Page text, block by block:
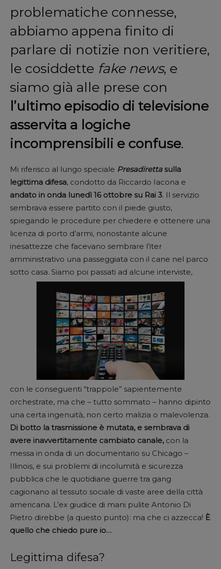
problematiche connesse,
abbiamo appena finito di
parlare di notizie non veritiere,
le cosiddette fake news, e
siamo già alle prese con
l’ultimo episodio di televisione
asservita a logiche
incomprensibili e confuse.
Mi riferisco al lungo speciale Presadirettasulla
legittima difesa, condotto da Riccardo Iacona e
andato in onda lunedì 16 ottobre su Rai 3. Il servizio
sembrava essere partito con il piede giusto,
spiegando le procedure per chiedere e ottenere una
licenza di porto d’armi, nonostante alcune
inesattezze che facevano sembrare l’iter
amministrativo una passeggiata con il cane nel parco
sotto casa. Siamo poi passati ad alcune interviste,
con le conseguenti “trappole” sapientemente
orchestrate, ma che – tutto sommato – hanno dipinto
una certa ingenuità, non certo malizia o malevolenza.
Di botto la trasmissione è mutata, e sembrava di
avere inavvertitamente cambiato canale, con la
messa in onda di un documentario su Chicago –
Illinois, e sui problemi di incolumità e sicurezza
pubblica che le quotidiane guerre tra gang
cagionano al tessuto sociale di vaste aree della città
americana. L’ex giudice di mani pulite Antonio Di
Pietro direbbe (a questo punto): ma che ci azzecca! È
quello che chiedo pure io…
Legittima difesa?